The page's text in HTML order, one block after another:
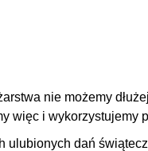
nie możemy
więc i wykorzystujemy
ulubionych dań